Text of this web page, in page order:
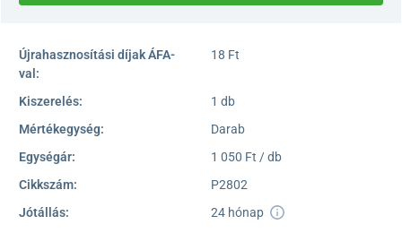
Újrahasznosítási díjak ÁFA-
val:
18 Ft
Kiszerelés:
1 db
Mértékegység:
Darab
Egységár:
1 050 Ft / db
Cikkszám:
P2802
Jótállás:
24 hónap